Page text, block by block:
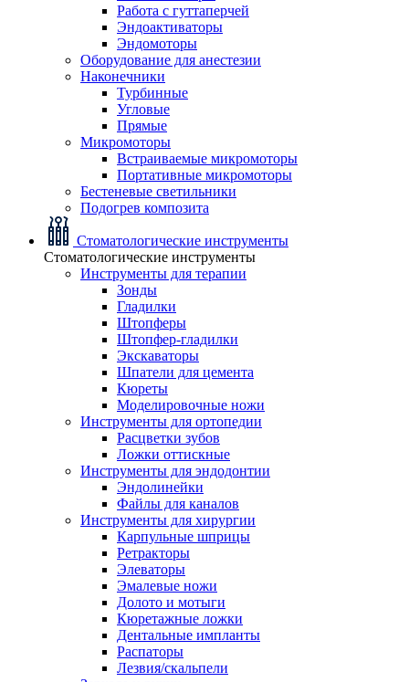
Работа с гуттаперчей
Эндоактиваторы
Эндомоторы
Оборудование для анестезии
Наконечники
Турбинные
Угловые
Прямые
Микромоторы
Встраиваемые микромоторы
Портативные микромоторы
Бестеневые светильники
Подогрев композита
Стоматологические инструменты
Стоматологические инструменты
Инструменты для терапии
Зонды
Гладилки
Штопферы
Штопфер-гладилки
Экскаваторы
Шпатели для цемента
Кюреты
Моделировочные ножи
Инструменты для ортопедии
Расцветки зубов
Ложки оттискные
Инструменты для эндодонтии
Эндолинейки
Файлы для каналов
Инструменты для хирургии
Карпульные шприцы
Ретракторы
Элеваторы
Эмалевые ножи
Долото и мотыги
Кюретажные ложки
Дентальные импланты
Распаторы
Лезвия/скальпели